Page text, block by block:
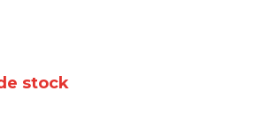
stock